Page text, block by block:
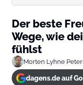
Der beste
Wege, wie
fühlst
Morten Lyhne
dagens.de auf